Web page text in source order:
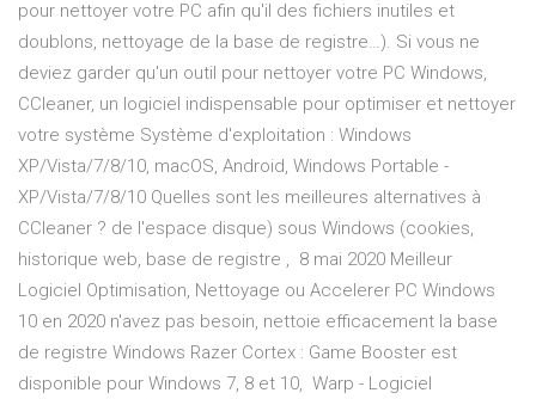
pour nettoyer votre PC afin qu'il des fichiers inutiles et
doublons, nettoyage de la base de registre…). Si vous ne
deviez garder qu'un outil pour nettoyer votre PC Windows,
CCleaner, un logiciel indispensable pour optimiser et nettoyer
votre système Système d'exploitation : Windows
XP/Vista/7/8/10, macOS, Android, Windows Portable -
XP/Vista/7/8/10 Quelles sont les meilleures alternatives à
CCleaner ? de l'espace disque) sous Windows (cookies,
historique web, base de registre , 8 mai 2020 Meilleur
Logiciel Optimisation, Nettoyage ou Accelerer PC Windows
10 en 2020 n'avez pas besoin, nettoie efficacement la base
de registre Windows Razer Cortex : Game Booster est
disponible pour Windows 7, 8 et 10, Warp - Logiciel